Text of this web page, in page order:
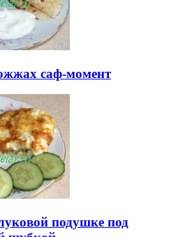
саф-момент
подушке под